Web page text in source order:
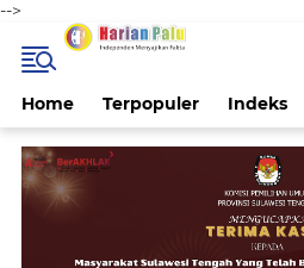
-->
Home Terpopuler Indeks